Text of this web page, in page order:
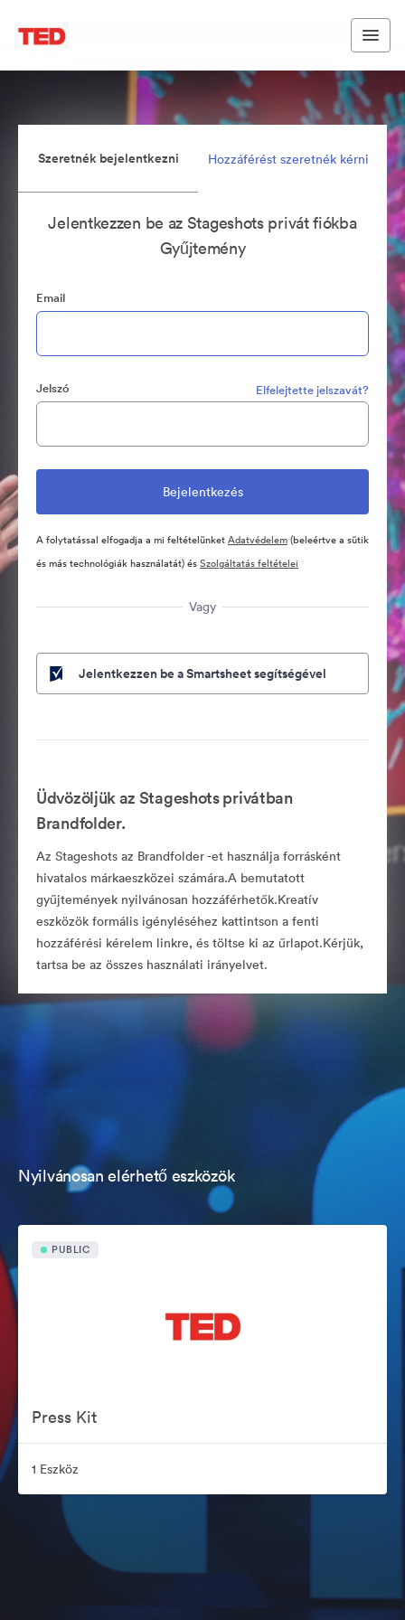
Szeretnék bejelentkezni Hozzáférést szeretnék kérni
Jelentkezzen be az Stageshots privát fiókba
Gyűjtemény
Email
Jelszó Elfelejtette jelszavát?
A folytatással elfogadja a mi feltételünketAdatvédelem(beleértve a sütik
és más technológiák használatát) ésSzolgáltatás feltételei
Vagy
Jelentkezzen be a Smartsheet segítségével
Üdvözöljük az Stageshots privátban
Brandfolder.
Az Stageshots az Brandfolder -et használja forrásként
hivatalos márkaeszközei számára.A bemutatott
gyűjtemények nyilvánosan hozzáférhetők.Kreatív
eszközök formális igényléséhez kattintson a fenti
hozzáférési kérelem linkre, és töltse ki az űrlapot.Kérjük,
tartsa be az összes használati irányelvet.
Nyilvánosan elérhető eszközök
PUBLIC
Press Kit
1 Eszköz